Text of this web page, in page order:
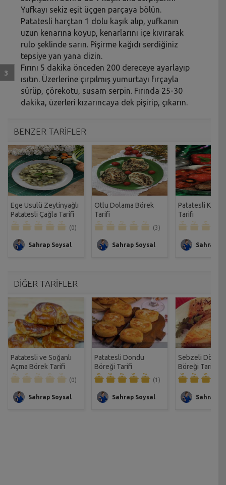
Yufkayı sekiz eşit üçgen parçaya bölün.
Patatesli harçtan 1 dolu kaşık alıp, yufkanın
uzun kenarına koyup, kenarlarını içe kıvırarak
rulo şeklinde sarın. Pişirme kağıdı serdiğiniz
tepsiye yan yana dizin.
Fırını 5 dakika önceden 200 dereceye ayarlayıp
ısıtın. Üzerlerine çırpılmış yumurtayı fırçayla
sürüp, çörekotu, susam serpin. Fırında 25-30
dakika, üzerleri kızarıncaya dek pişirip, çıkarın.
BENZER TARİFLER
Ege Usulü Zeytinyağlı
Patatesli Çağla Tarifi
(0)
Sahrap Soysal
Otlu Dolama Börek
Tarifi
(3)
Sahrap Soysal
Patatesli
Tarifi
Sahrap
DİĞER TARİFLER
Patatesli ve Soğanlı
Açma Börek Tarifi
(0)
Sahrap Soysal
Patatesli Dondu
Böreği Tarifi
(1)
Sahrap Soysal
Sebzeli Dört
Böreği Tarifi
Sahrap